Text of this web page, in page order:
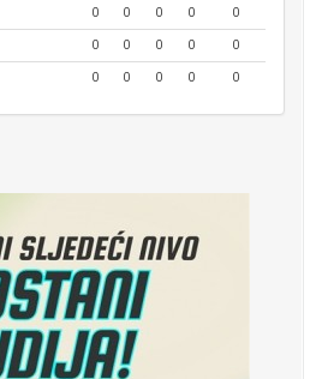
0 0 0 0
0
0 0 0 0
0
0 0 0 0 0